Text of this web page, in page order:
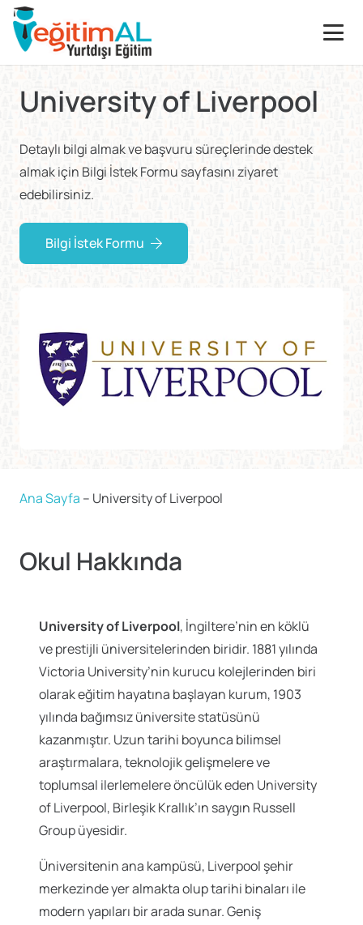
University of Liverpool
Detaylı bilgi almak ve başvuru süreçlerinde destek
almak için Bilgi İstek Formu sayfasını ziyaret
edebilirsiniz.
Bilgi İstek Formu
Ana Sayfa – University of Liverpool
Okul Hakkında
University of Liverpool, İngiltere’nin en köklü
ve prestijli üniversitelerinden biridir. 1881 yılında
Victoria University’nin kurucu kolejlerinden biri
olarak eğitim hayatına başlayan kurum, 1903
yılında bağımsız üniversite statüsünü
kazanmıştır. Uzun tarihi boyunca bilimsel
araştırmalara, teknolojik gelişmelere ve
toplumsal ilerlemelere öncülük eden University
of Liverpool, Birleşik Krallık’ın saygın Russell
Group üyesidir.
Üniversitenin ana kampüsü, Liverpool şehir
merkezinde yer almakta olup tarihi binaları ile
modern yapıları bir arada sunar. Geniş